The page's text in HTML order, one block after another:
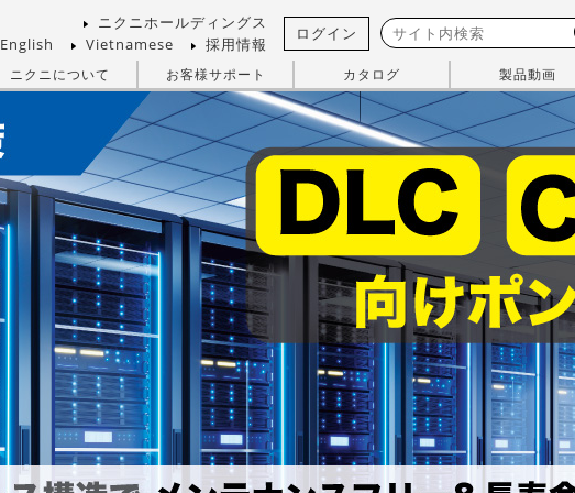
ニクニホールディングス
English
Vietnamese 採用情報
ログイン
ニクニについて お客様サポート カタログ 製品動画